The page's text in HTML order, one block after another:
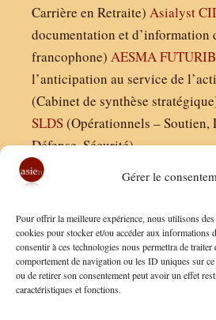
Gérer le
Pour offrir la meilleure expérience, nous utilisons
cookies pour stocker et/ou accéder aux informations
consentir à ces technologies nous permettra de traiter
comportement de navigation ou les ID uniques sur
ou de retirer son consentement peut avoir un effet
caractéristiques et fonctions.
Carrière en Retraite) Asialyst
documentation et d’information
francophone) AESMA
l’anticipation au service de
(Cabinet de synthèse
SLDS(Opérationnels – Soutien,
Défense, Sécurité)
Finaldées EURL
Siège social : 13 avenue
Nous contacter